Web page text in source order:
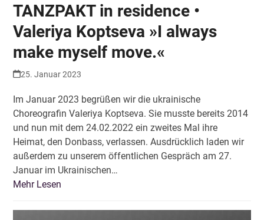
TANZPAKT in residence •
Valeriya Koptseva »I always
make myself move.«
25. Januar 2023
Im Januar 2023 begrüßen wir die ukrainische
Choreografin Valeriya Koptseva. Sie musste bereits 2014
und nun mit dem 24.02.2022 ein zweites Mal ihre
Heimat, den Donbass, verlassen. Ausdrücklich laden wir
außerdem zu unserem öffentlichen Gespräch am 27.
Januar im Ukrainischen…
Mehr Lesen